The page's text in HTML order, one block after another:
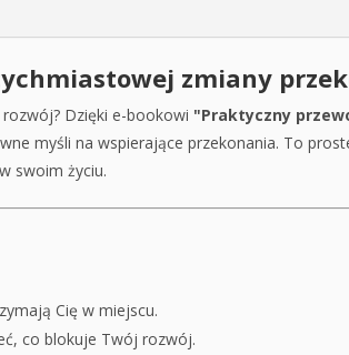
zmiany
Dzięki e-bookowi "Praktyczny
myśli na wspierające przekonania. To
swoim życiu.
Cię w miejscu.
co blokuje Twój rozwój.